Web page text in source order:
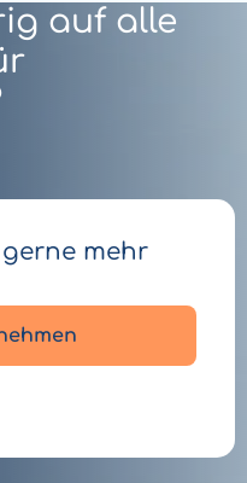
auf alle
mehr